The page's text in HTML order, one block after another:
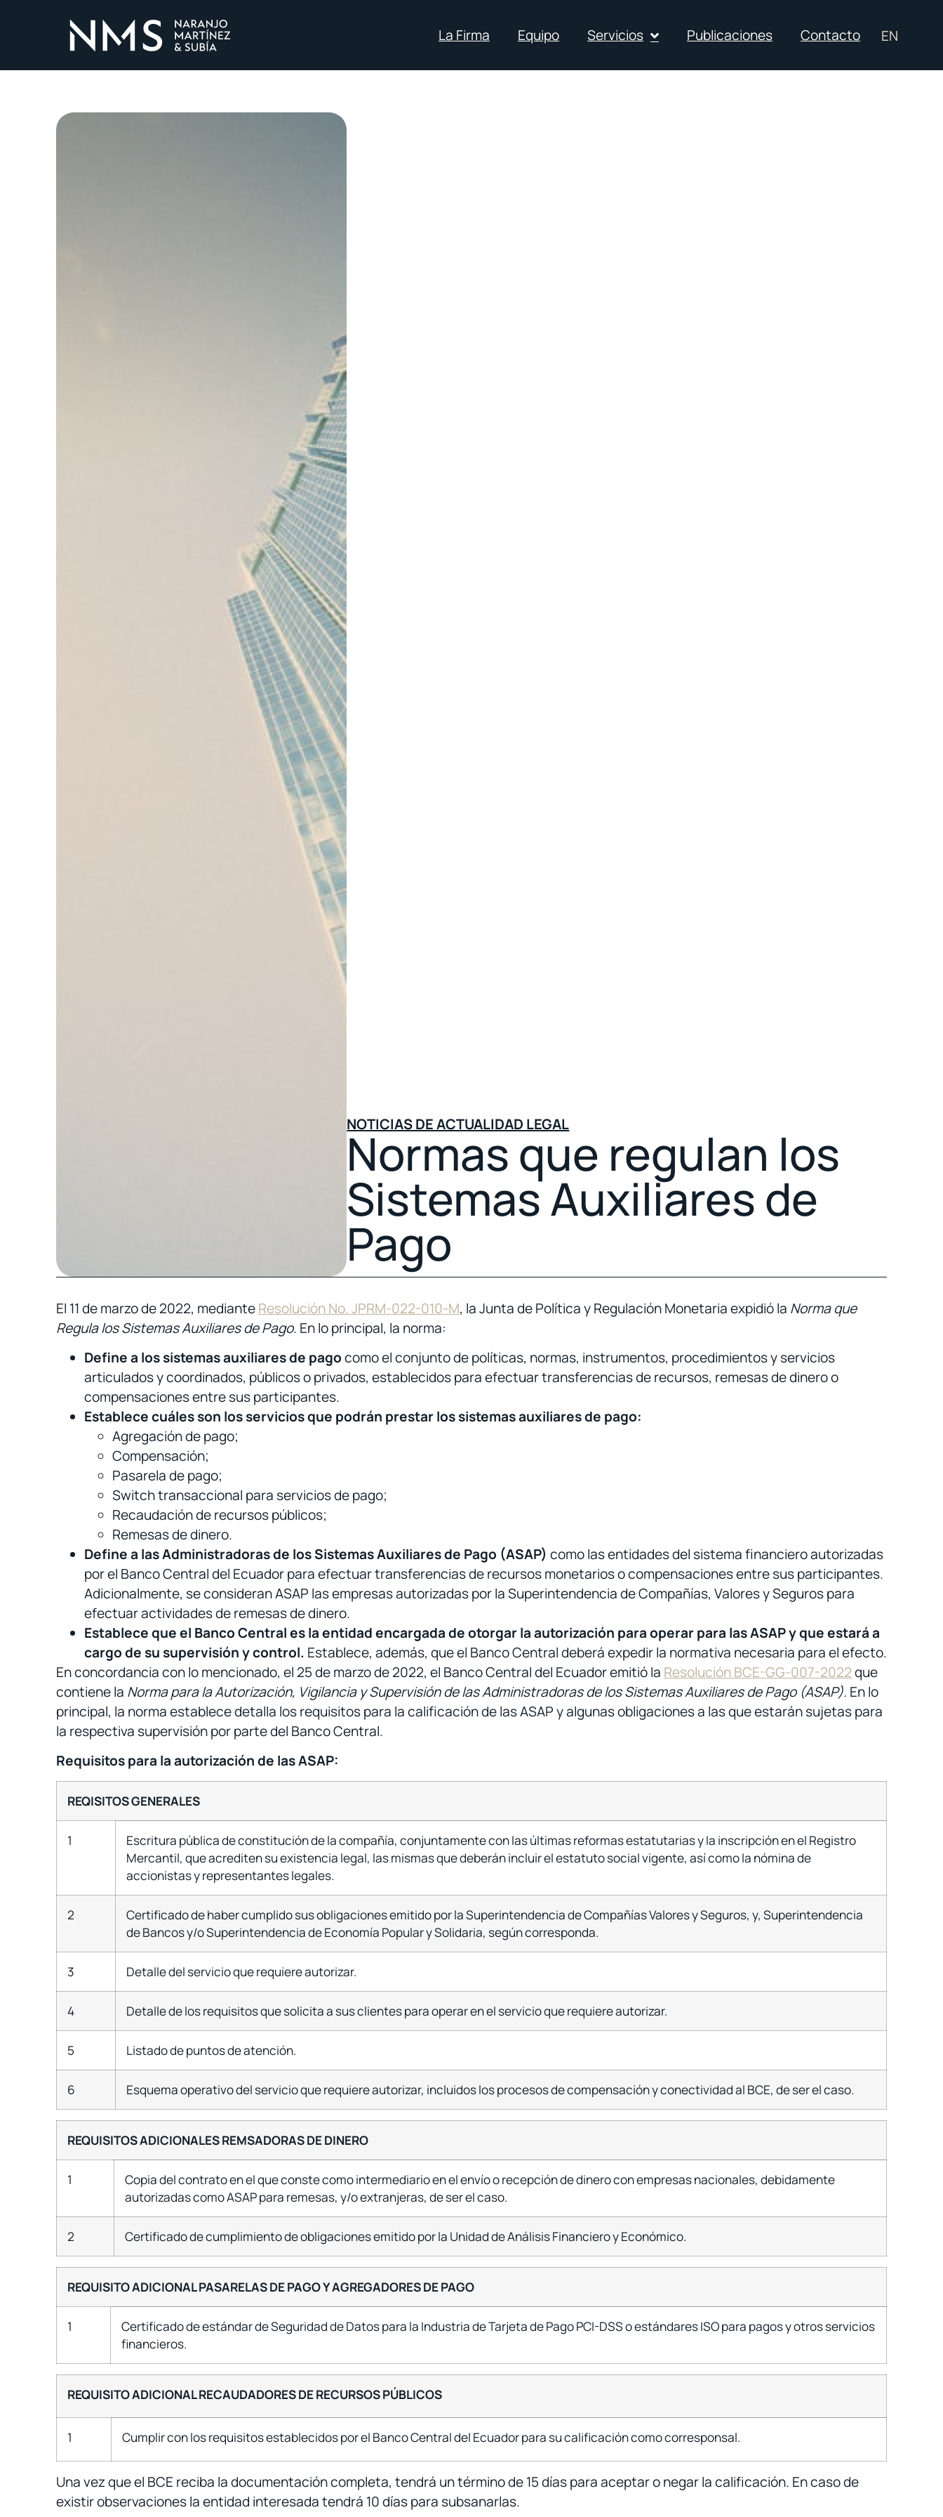
La Firma Equipo Servicios Publicaciones Contacto EN
NOTICIAS DE ACTUALIDAD LEGAL
Normas que regulan los
Sistemas Auxiliares de
Pago
El 11 de marzo de 2022, medianteResolución No. JPRM-022-010-M, la Junta de Política y Regulación Monetaria expidió la Norma que
Regula los Sistemas Auxiliares de Pago. En lo principal, la norma:
Define a los sistemas auxiliares de pagocomo el conjunto de políticas, normas, instrumentos, procedimientos y servicios
articulados y coordinados, públicos o privados, establecidos para efectuar transferencias de recursos, remesas de dinero o
compensaciones entre sus participantes.
Establece cuáles son los servicios que podrán prestar los sistemas auxiliares de pago:
Agregación de pago;
Compensación;
Pasarela de pago;
Switch transaccional para servicios de pago;
Recaudación de recursos públicos;
Remesas de dinero.
Define a las Administradoras de los Sistemas Auxiliares de Pago (ASAP) como las entidades del sistema financiero autorizadas
por el Banco Central del Ecuador para efectuar transferencias de recursos monetarios o compensaciones entre sus participantes.
Adicionalmente, se consideran ASAP las empresas autorizadas por la Superintendencia de Compañías, Valores y Seguros para
efectuar actividades de remesas de dinero.
Establece que el Banco Central es la entidad encargada de otorgar la autorización para operar para las ASAP y que estará a
cargo de su supervisión y control. Establece, además, que el Banco Central deberá expedir la normativa necesaria para el efecto.
En concordancia con lo mencionado, el 25 de marzo de 2022, el Banco Central del Ecuador emitió la Resolución BCE-GG-007-2022que
contiene la Norma para la Autorización, Vigilancia y Supervisión de las Administradoras de los Sistemas Auxiliares de Pago (ASAP). En lo
principal, la norma establece detalla los requisitos para la calificación de las ASAP y algunas obligaciones a las que estarán sujetas para
la respectiva supervisión por parte del Banco Central.
Requisitos para la autorización de las ASAP:
REQISITOS GENERALES
1
Escritura pública de constitución de la compañía, conjuntamente con las últimas reformas estatutarias y la inscripción en el Registro
Mercantil, que acrediten su existencia legal, las mismas que deberán incluir el estatuto social vigente, así como la nómina de
accionistas y representantes legales.
2
Certificado de haber cumplido sus obligaciones emitido por la Superintendencia de Compañías Valores y Seguros, y, Superintendencia
de Bancos y/o Superintendencia de Economía Popular y Solidaria, según corresponda.
3 Detalle del servicio que requiere autorizar.
4 Detalle de los requisitos que solicita a sus clientes para operar en el servicio que requiere autorizar.
5 Listado de puntos de atención.
6 Esquema operativo del servicio que requiere autorizar, incluidos los procesos de compensación y conectividad al BCE, de ser el caso.
REQUISITOS ADICIONALES REMSADORAS DE DINERO
1
Copia del contrato en el que conste como intermediario en el envío o recepción de dinero con empresas nacionales, debidamente
autorizadas como ASAP para remesas, y/o extranjeras, de ser el caso.
2 Certificado de cumplimiento de obligaciones emitido por la Unidad de Análisis Financiero y Económico.
REQUISITO ADICIONAL PASARELAS DE PAGO Y AGREGADORES DE PAGO
1
Certificado de estándar de Seguridad de Datos para la Industria de Tarjeta de Pago PCI-DSS o estándares ISO para pagos y otros servicios
financieros.
REQUISITO ADICIONAL RECAUDADORES DE RECURSOS PÚBLICOS
1 Cumplir con los requisitos establecidos por el Banco Central del Ecuador para su calificación como corresponsal.
Una vez que el BCE reciba la documentación completa, tendrá un término de 15 días para aceptar o negar la calificación. En caso de
existir observaciones la entidad interesada tendrá 10 días para subsanarlas.